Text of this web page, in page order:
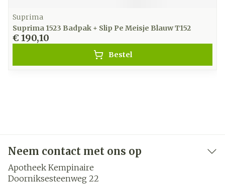
Suprima
Suprima 1523 Badpak + Slip Pe Meisje Blauw T152
€ 190,10
Bestel
Neem contact met ons op
Apotheek Kempinaire
Doorniksesteenweg 22